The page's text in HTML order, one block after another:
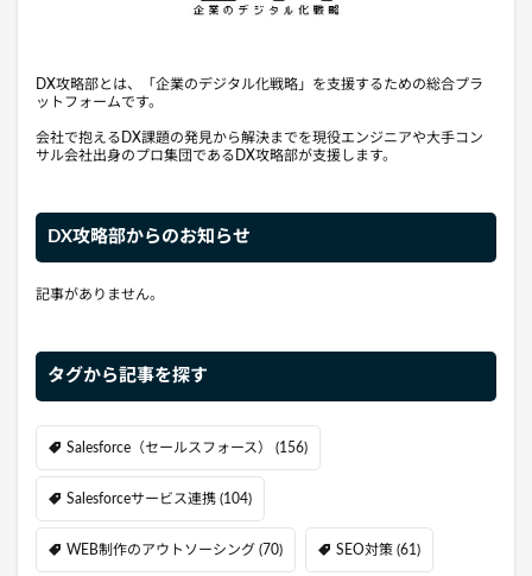
DX攻略部とは、「企業のデジタル化戦略」を支援するための総合プラ
ットフォームです。
会社で抱えるDX課題の発見から解決までを現役エンジニアや大手コン
サル会社出身のプロ集団であるDX攻略部が支援します。
DX攻略部からのお知らせ
記事がありません。
タグから記事を探す
Salesforce（セールスフォース） (156)
Salesforceサービス連携 (104)
WEB制作のアウトソーシング (70) SEO対策 (61)